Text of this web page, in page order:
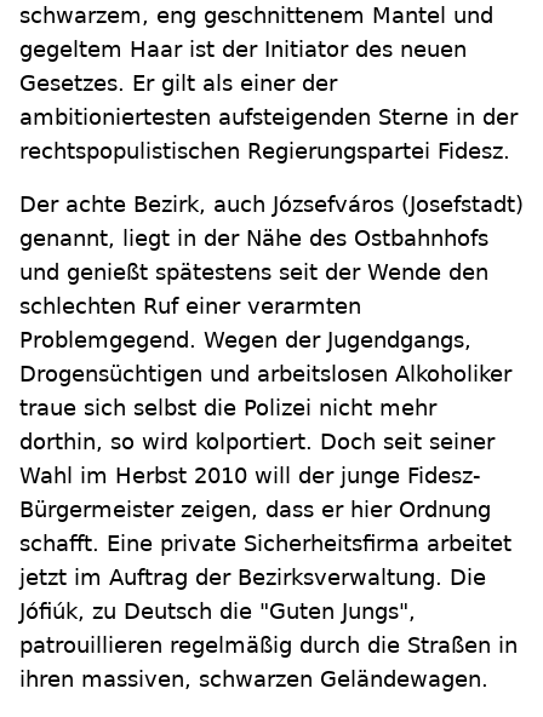
schwarzem, eng geschnittenem Mantel und
gegeltem Haar ist der Initiator des neuen
Gesetzes. Er gilt als einer der
ambitioniertesten aufsteigenden Sterne in der
rechtspopulistischen Regierungspartei Fidesz.
Der achte Bezirk, auch Józsefváros (Josefstadt)
genannt, liegt in der Nähe des Ostbahnhofs
und genießt spätestens seit der Wende den
schlechten Ruf einer verarmten
Problemgegend. Wegen der Jugendgangs,
Drogensüchtigen und arbeitslosen Alkoholiker
traue sich selbst die Polizei nicht mehr
dorthin, so wird kolportiert. Doch seit seiner
Wahl im Herbst 2010 will der junge Fidesz-
Bürgermeister zeigen, dass er hier Ordnung
schafft. Eine private Sicherheitsfirma arbeitet
jetzt im Auftrag der Bezirksverwaltung. Die
Jófiúk, zu Deutsch die "Guten Jungs",
patrouillieren regelmäßig durch die Straßen in
ihren massiven, schwarzen Geländewagen.